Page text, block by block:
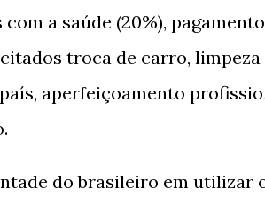
a saúde (20%), pagamento
troca de carro,
aperfeiçoamento
do brasileiro em utilizar